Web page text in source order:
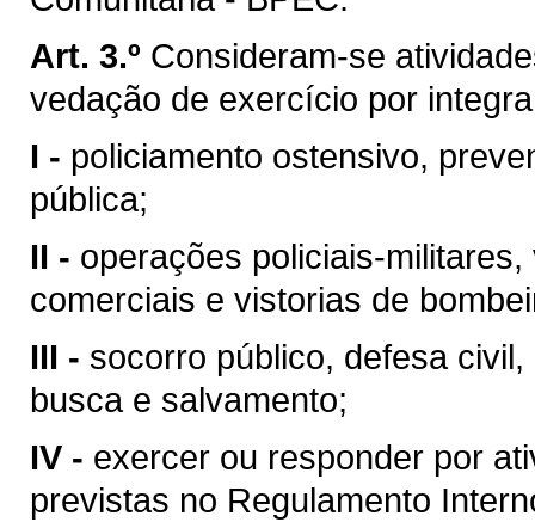
Art. 3.º Consideram-se
vedação de exercício por
I - policiamento ostensivo,
pública;
II - operações policiais-
comerciais e vistorias de
III - socorro público, defesa
busca e salvamento;
IV - exercer ou responder por
previstas no Regulamento